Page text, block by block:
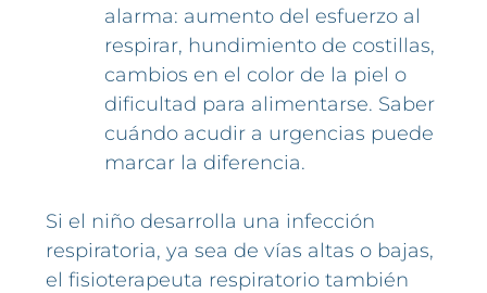
alarma: aumento del esfuerzo al
respirar, hundimiento de costillas,
cambios en el color de la piel o
dificultad para alimentarse. Saber
cuándo acudir a urgencias puede
marcar la diferencia.
Si el niño desarrolla una infección
respiratoria, ya sea de vías altas o bajas,
el fisioterapeuta respiratorio también